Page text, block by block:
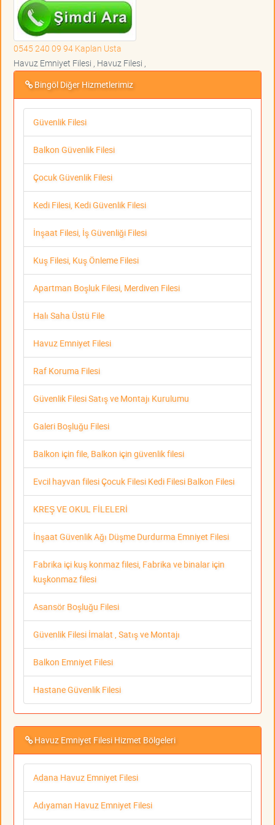
0545 240 09 94 Kaplan Usta
Havuz Emniyet Filesi , Havuz Filesi ,
Bingöl Diğer Hizmetlerimiz
Güvenlik Filesi
Balkon Güvenlik Filesi
Çocuk Güvenlik Filesi
Kedi Filesi, Kedi Güvenlik Filesi
İnşaat Filesi, İş Güvenliği Filesi
Kuş Filesi, Kuş Önleme Filesi
Apartman Boşluk Filesi, Merdiven Filesi
Halı Saha Üstü File
Havuz Emniyet Filesi
Raf Koruma Filesi
Güvenlik Filesi Satış ve Montajı Kurulumu
Galeri Boşluğu Filesi
Balkon için file, Balkon için güvenlik filesi
Evcil hayvan filesi Çocuk Filesi Kedi Filesi Balkon Filesi
KREŞ VE OKUL FİLELERİ
İnşaat Güvenlik Ağı Düşme Durdurma Emniyet Filesi
Fabrika içi kuş konmaz filesi, Fabrika ve binalar için
kuşkonmaz filesi
Asansör Boşluğu Filesi
Güvenlik Filesi İmalat , Satış ve Montajı
Balkon Emniyet Filesi
Hastane Güvenlik Filesi
Havuz Emniyet Filesi Hizmet Bölgeleri
Adana Havuz Emniyet Filesi
Adıyaman Havuz Emniyet Filesi